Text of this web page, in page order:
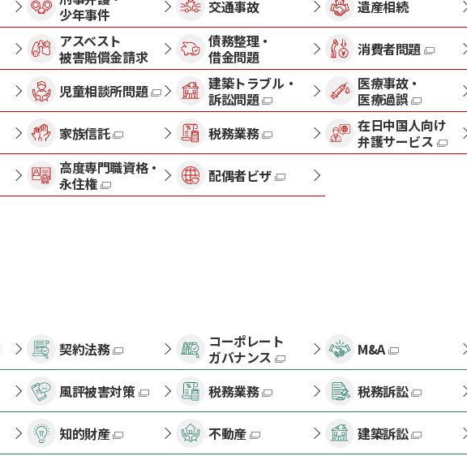
少年事件
交通事故 遺産相続
アスベスト
被害賠償金請求
債務整理・
借金問題
消費者問題
児童相談所問題
建築トラブル・
訴訟問題
医療事故・
医療過誤
家族信託 税務業務
在日中国人向け
弁護サービス
高度専門職資格・
永住権
配偶者ビザ
契約法務
コーポレート
ガバナンス
M&A
風評被害対策 税務業務 税務訴訟
知的財産 不動産 建築訴訟